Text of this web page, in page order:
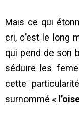
Mais ce qui
cri, c’est le long
qui pend de son
séduire les
cette
surnommé «